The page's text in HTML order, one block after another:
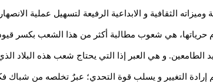
الثقافية و الابداعية الرفيعة لتسهيل عملية
حرياتها، هي شعوب مطالبة أكثر من هذا الشعب بكسر قيود
الطامعين. و هي العبر إذا التي يحتاج شعب هذه البلاد
إرادة التغيير و يسلب قوة التحدي؛ عبرٌ تخلصه من شباك